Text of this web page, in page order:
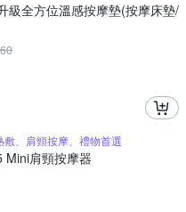
級全方位溫感按摩墊(按摩床墊/
、肩頸按摩、禮物首選
Mini肩頸按摩器